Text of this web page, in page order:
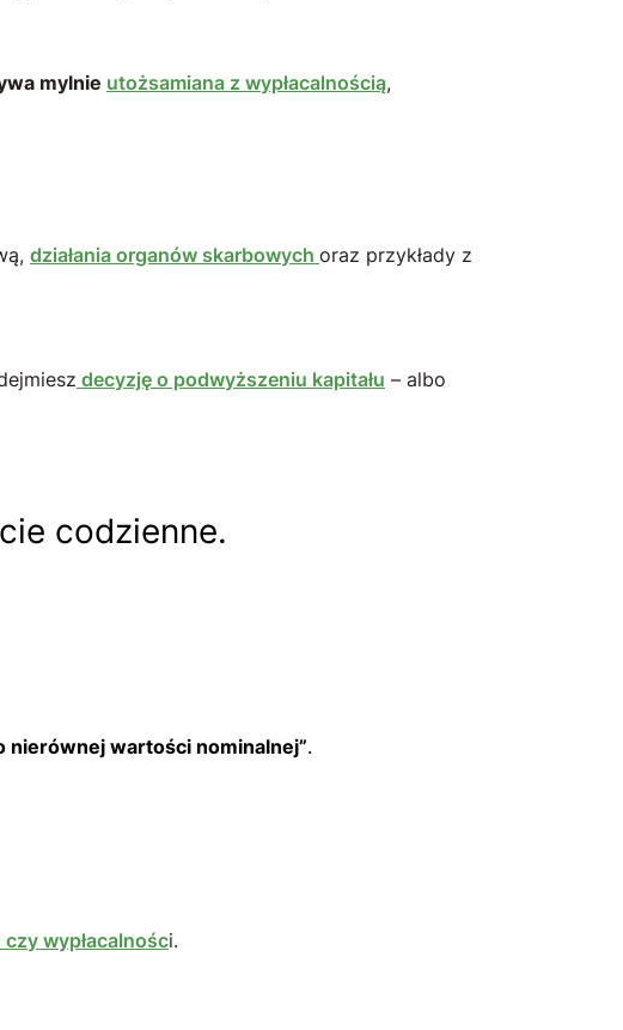
mylnie utożsamiana z wypłacalnością,
działania organów skarbowych oraz przykłady z
decyzję o podwyższeniu kapitału – albo
codzienne.
nierównej wartości nominalnej”.
wypłacalności.